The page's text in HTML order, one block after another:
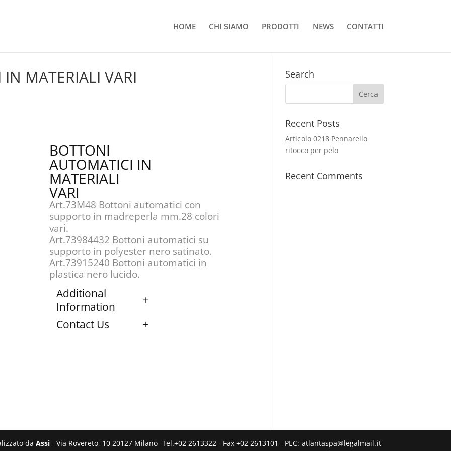
HOME CHI SIAMO PRODOTTI NEWS CONTATTI
MATERIALI VARI
BOTTONI
AUTOMATICI IN
MATERIALI
VARI
Art.73M48 Bottoni automatici con
supporto in madreperla mm.28 colori
vari.
Art.73984432 Bottoni automatici su
supporto in polyester nero satinato.
Art.73915240 Bottoni automatici in
plastica nero lucido.
Additional
Information
Contact Us
Search
Recent Posts
Articolo 0218 Pennarello
ritocco per pelo
Recent Comments
daAssi - Via Rovereto, 10 20127 Milano -Tel.+02 2613322 - Fax +02 2613101 - PEC: atlantaspa@legalmail.it